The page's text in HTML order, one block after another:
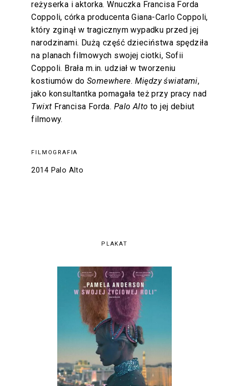
PLAKAT
reżyserka i aktorka. Wnuczka Francisa Forda
Coppoli, córka producenta Giana-Carlo Coppoli,
który zginął w tragicznym wypadku przed jej
narodzinami. Dużą część dzieciństwa spędziła
na planach filmowych swojej ciotki, Sofii
Coppoli. Brała m.in. udział w tworzeniu
kostiumów do Somewhere. Między światami,
jako konsultantka pomagała też przy pracy nad
Twixt Francisa Forda. Palo Alto to jej debiut
filmowy.
FILMOGRAFIA
2014 Palo Alto